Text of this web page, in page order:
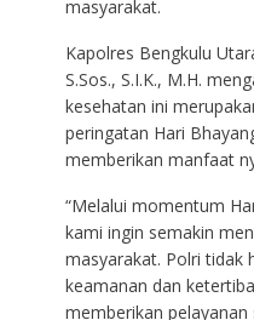
masyarakat.
Kapolres Bengkulu
S.Sos., S.I.K., M.H.
kesehatan ini
peringatan Hari
memberikan manfaat
“Melalui momentum
kami ingin semakin
masyarakat. Polri tidak
keamanan dan
memberikan